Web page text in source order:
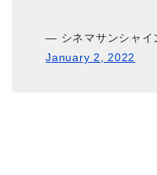
— シネマサンシャイ
January 2, 2022